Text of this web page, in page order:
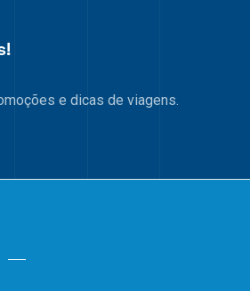
e dicas de viagens.